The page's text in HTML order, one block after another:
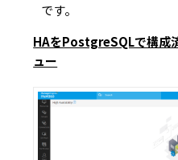
です。
HAをPostgreSQLで構成
ュー